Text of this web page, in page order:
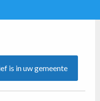
is in uw gemeente